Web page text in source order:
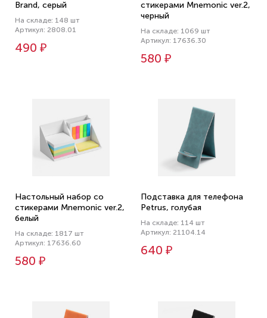
Brand, серый
На складе: 148 шт
Артикул: 2808.01
490 ₽
стикерами Mnemonic ver.2,
черный
На складе: 1069 шт
Артикул: 17636.30
580 ₽
Настольный набор со
стикерами Mnemonic ver.2,
белый
На складе: 1817 шт
Артикул: 17636.60
580 ₽
Подставка для телефона
Petrus, голубая
На складе: 114 шт
Артикул: 21104.14
640 ₽